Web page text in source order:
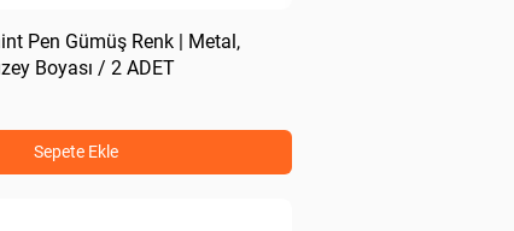
Pen Gümüş Renk | Metal,
Boyası / 2 ADET
Sepete Ekle